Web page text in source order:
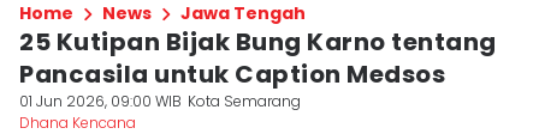
Home News Jawa Tengah
25 Kutipan Bijak Bung Karno tentang
Pancasila untuk Caption Medsos
01 Jun 2026, 09:00 WIB Kota Semarang
Dhana Kencana